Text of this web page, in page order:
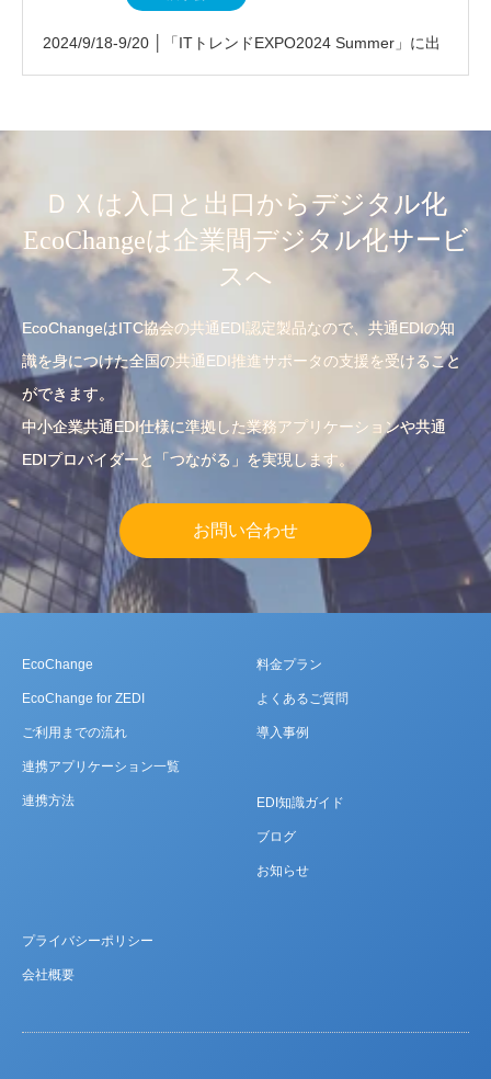
2024/9/18-9/20 │「ITトレンドEXPO2024 Summer」に出
ＤＸは入口と出口からデジタル化
EcoChangeは企業間デジタル化サービ
スへ
EcoChangeはITC協会の共通EDI認定製品なので、共通EDIの知
識を身につけた全国の共通EDI推進サポータの支援を受けること
ができます。
中小企業共通EDI仕様に準拠した業務アプリケーションや共通
EDIプロバイダーと「つながる」を実現します。
お問い合わせ
EcoChange
EcoChange for ZEDI
ご利用までの流れ
連携アプリケーション一覧
連携方法
料金プラン
よくあるご質問
導入事例
EDI知識ガイド
ブログ
お知らせ
プライバシーポリシー
会社概要